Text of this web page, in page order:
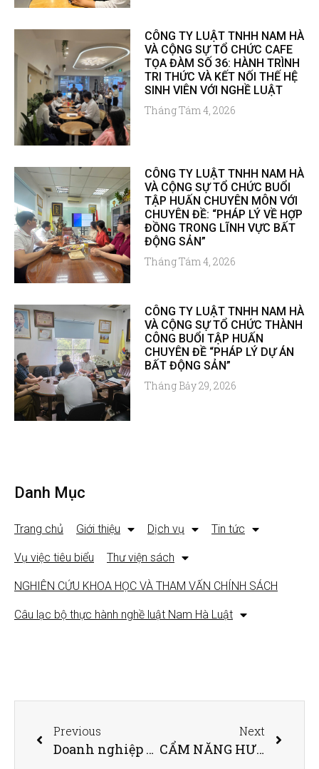
CÔNG TY LUẬT TNHH NAM HÀ
VÀ CỘNG SỰ TỔ CHỨC CAFE
TỌA ĐÀM SỐ 36: HÀNH TRÌNH
TRI THỨC VÀ KẾT NỐI THẾ HỆ
SINH VIÊN VỚI NGHỀ LUẬT
Tháng Tám 4, 2026
CÔNG TY LUẬT TNHH NAM HÀ
VÀ CỘNG SỰ TỔ CHỨC BUỔI
TẬP HUẤN CHUYÊN MÔN VỚI
CHUYÊN ĐỀ: “PHÁP LÝ VỀ HỢP
ĐỒNG TRONG LĨNH VỰC BẤT
ĐỘNG SẢN”
Tháng Tám 4, 2026
CÔNG TY LUẬT TNHH NAM HÀ
VÀ CỘNG SỰ TỔ CHỨC THÀNH
CÔNG BUỔI TẬP HUẤN
CHUYÊN ĐỀ “PHÁP LÝ DỰ ÁN
BẤT ĐỘNG SẢN”
Tháng Bảy 29, 2026
Danh Mục
Trang chủ Giới thiệu Dịch vụ Tin tức
Vụ việc tiêu biểu Thư viện sách
NGHIÊN CỨU KHOA HỌC VÀ THAM VẤN CHÍNH SÁCH
Câu lạc bộ thực hành nghề luật Nam Hà Luật
Previous
Doanh nghiệp không muốn phải hỏi vì sao không được hỗ trợ
Next
CẨM NĂNG HƯỚNG DẪN ĐĂNG KÝ DOANH NGHIỆP – DOANH NGHIỆP TƯ NHÂN